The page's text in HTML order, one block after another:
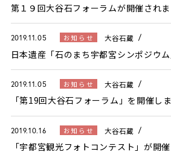
第１９回大谷石フォーラムが開催され
2019.11.05 お知らせ 大谷石蔵
日本遺産「石のまち宇都宮シンポジウ
2019.11.05 お知らせ 大谷石蔵
「第19回大谷石フォーラム」を開催し
2019.10.16 お知らせ 大谷石蔵
「宇都宮観光フォトコンテスト」が開